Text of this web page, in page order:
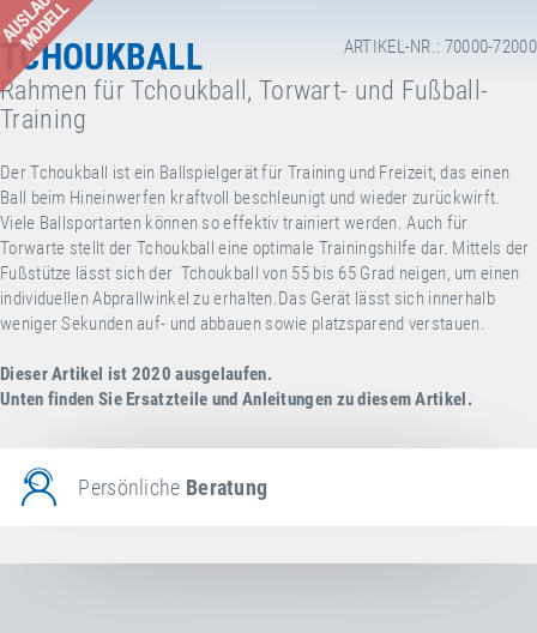
MODELL ARTIKEL-NR.: 70000-72000
TCHOUKBALL
Rahmen für Tchoukball, Torwart- und Fußball-
Training
Der Tchoukball ist ein Ballspielgerät für Training und Freizeit, das einen
Ball beim Hineinwerfen kraftvoll beschleunigt und wieder zurückwirft.
Viele Ballsportarten können so effektiv trainiert werden. Auch für
Torwarte stellt der Tchoukball eine optimale Trainingshilfe dar. Mittels der
Fußstütze lässt sich der Tchoukball von 55 bis 65 Grad neigen, um einen
individuellen Abprallwinkel zu erhalten.Das Gerät lässt sich innerhalb
weniger Sekunden auf- und abbauen sowie platzsparend verstauen.
Dieser Artikel ist 2020 ausgelaufen.
Unten finden Sie Ersatzteile und Anleitungen zu diesem Artikel.
Persönliche Beratung